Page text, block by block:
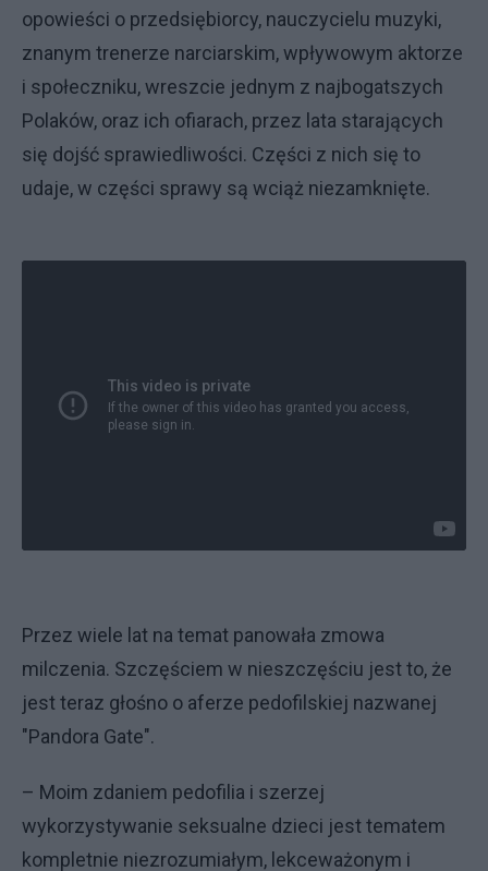
opowieści o przedsiębiorcy, nauczycielu muzyki,
znanym trenerze narciarskim, wpływowym aktorze
i społeczniku, wreszcie jednym z najbogatszych
Polaków, oraz ich ofiarach, przez lata starających
się dojść sprawiedliwości. Części z nich się to
udaje, w części sprawy są wciąż niezamknięte.
Przez wiele lat na temat panowała zmowa
milczenia. Szczęściem w nieszczęściu jest to, że
jest teraz głośno o aferze pedofilskiej nazwanej
"Pandora Gate".
– Moim zdaniem pedofilia i szerzej
wykorzystywanie seksualne dzieci jest tematem
kompletnie niezrozumiałym, lekceważonym i